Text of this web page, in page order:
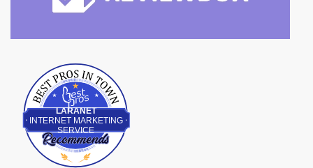
LARANET
INTERNET MARKETING
SERVICE
Best Pros In Town